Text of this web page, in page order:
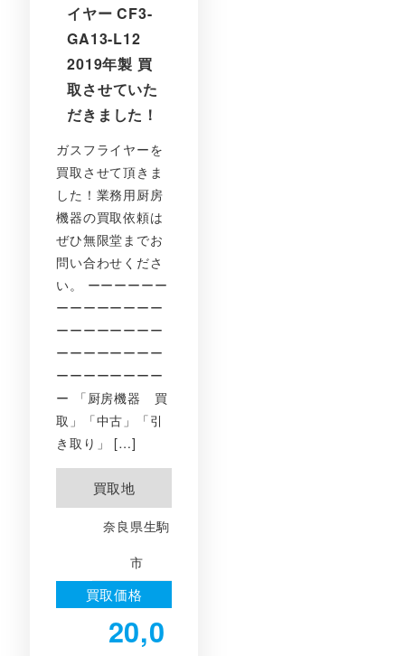
イヤー CF3-
GA13-L12
2019年製 買
取させていた
だきました！
ガスフライヤーを
買取させて頂きま
した！業務用厨房
機器の買取依頼は
ぜひ無限堂までお
問い合わせくださ
い。 ーーーーーー
ーーーーーーーー
ーーーーーーーー
ーーーーーーーー
ーーーーーーーー
ー 「厨房機器 買
取」「中古」「引
き取り」 […]
買取地
奈良県生駒
市
買取価格
20,0